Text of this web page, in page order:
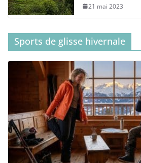
21 mai 2023
Sports de glisse hivernale